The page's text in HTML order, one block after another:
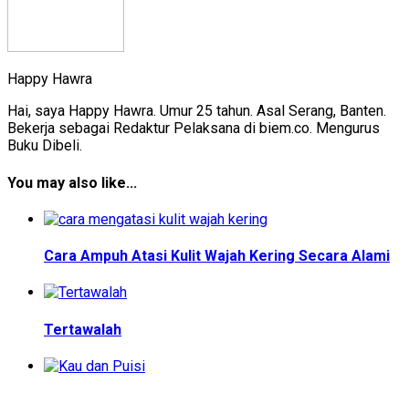
Happy Hawra
Hai, saya Happy Hawra. Umur 25 tahun. Asal Serang, Banten.
Bekerja sebagai Redaktur Pelaksana di biem.co. Mengurus
Buku Dibeli.
You may also like...
Cara Ampuh Atasi Kulit Wajah Kering Secara Alami
Tertawalah